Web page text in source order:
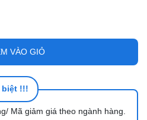
VÀO GIỎ
biệt !!!
Mã giảm giá theo ngành hàng.